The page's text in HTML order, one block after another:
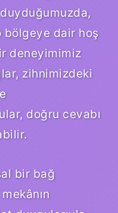
duyduğumuzda,
dair hoş
deneyimimiz
zihnimizdeki
doğru cevabı
bir bağ